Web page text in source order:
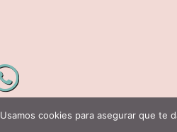
Usamos cookies para asegurar que te